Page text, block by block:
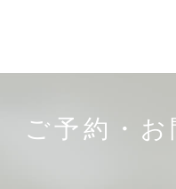
ご予約・